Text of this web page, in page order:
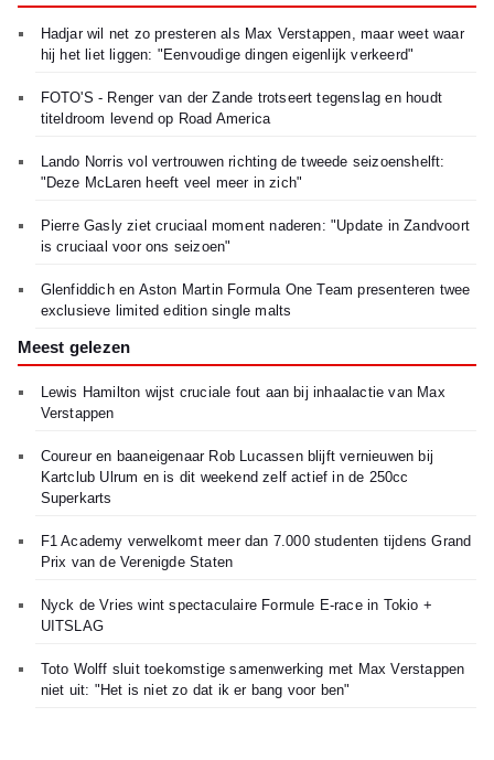
Hadjar wil net zo presteren als Max Verstappen, maar weet waar
hij het liet liggen: "Eenvoudige dingen eigenlijk verkeerd"
FOTO'S - Renger van der Zande trotseert tegenslag en houdt
titeldroom levend op Road America
Lando Norris vol vertrouwen richting de tweede seizoenshelft:
"Deze McLaren heeft veel meer in zich"
Pierre Gasly ziet cruciaal moment naderen: "Update in Zandvoort
is cruciaal voor ons seizoen"
Glenfiddich en Aston Martin Formula One Team presenteren twee
exclusieve limited edition single malts
Meest gelezen
Lewis Hamilton wijst cruciale fout aan bij inhaalactie van Max
Verstappen
Coureur en baaneigenaar Rob Lucassen blijft vernieuwen bij
Kartclub Ulrum en is dit weekend zelf actief in de 250cc
Superkarts
F1 Academy verwelkomt meer dan 7.000 studenten tijdens Grand
Prix van de Verenigde Staten
Nyck de Vries wint spectaculaire Formule E-race in Tokio +
UITSLAG
Toto Wolff sluit toekomstige samenwerking met Max Verstappen
niet uit: "Het is niet zo dat ik er bang voor ben"